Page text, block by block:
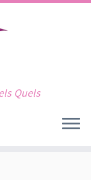
Quels